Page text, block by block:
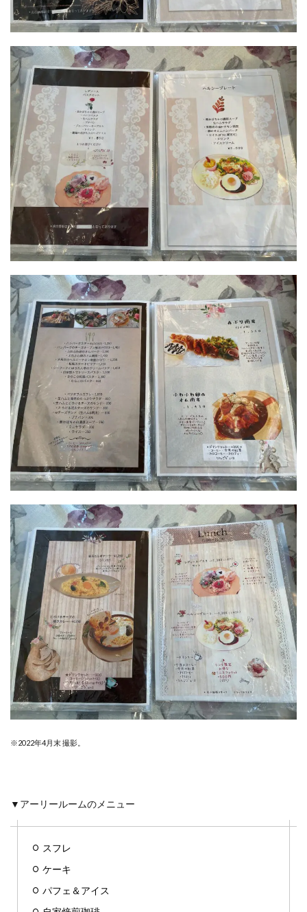
※2022年4月末 撮影。
▼アーリールームのメニュー
スフレ
ケーキ
パフェ＆アイス